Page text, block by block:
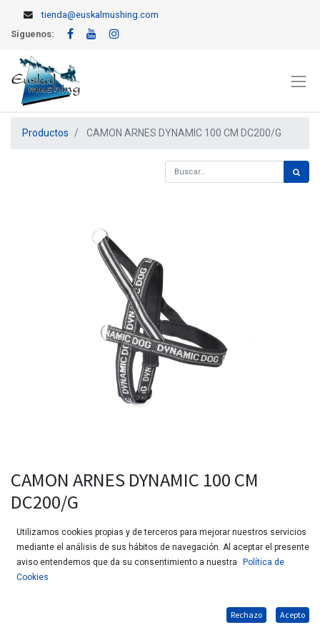
tienda@euskalmushing.com
Síguenos:
Productos CAMON ARNES DYNAMIC 100 CM DC200/G
CAMON ARNES DYNAMIC 100 CM
DC200/G
Este producto ya no está disponible.
Utilizamos cookies propias y de terceros para mejorar nuestros servicios
mediante el análisis de sus hábitos de navegación. Al aceptar el presente
aviso entendemos que da su consentimiento a nuestra
Política de
Cookies
Rechazo Acepto